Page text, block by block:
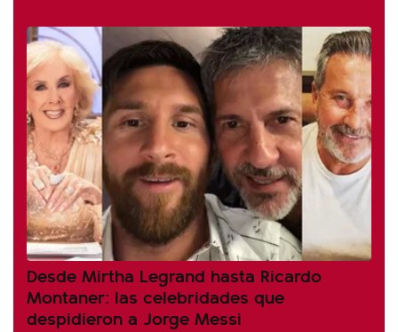
Desde Mirtha Legrand hasta Ricardo
Montaner: las celebridades que
despidieron a Jorge Messi